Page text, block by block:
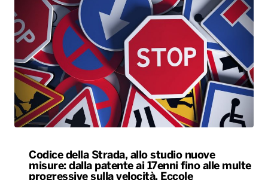
Codice della Strada, allo studio nuove
misure: dalla patente ai 17enni fino alle multe
progressive sulla velocità. Eccole